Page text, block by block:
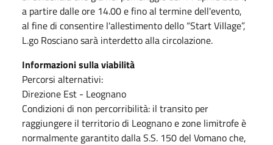
a partire dalle ore 14.00 e fino al termine dell'evento,
al fine di consentire l'allestimento dello “Start Village”,
L.go Rosciano sarà interdetto alla circolazione.
Informazioni sulla viabilità
Percorsi alternativi:
Direzione Est - Leognano
Condizioni di non percorribilità: il transito per
raggiungere il territorio di Leognano e zone limitrofe è
normalmente garantito dalla S.S. 150 del Vomano che,